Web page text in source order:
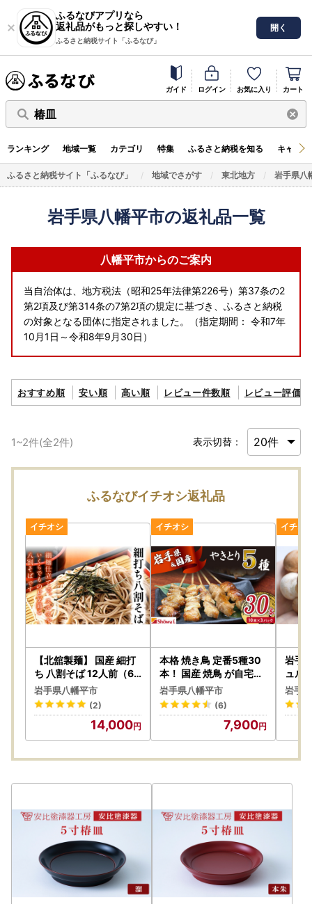
ふるなびアプリなら
返礼品がもっと探しやすい！
ふるさと納税サイト「ふるなび」
開く
ガイド ログイン お気に入り カート
椿皿
ランキング 地域一覧 カテゴリ 特集 ふるさと納税を知る キャン
ふるさと納税サイト「ふるなび」 地域でさがす 東北地方 岩手県八
岩手県八幡平市の返礼品一覧
八幡平市からのご案内
当自治体は、地方税法（昭和25年法律第226号）第37条の2
第2項及び第314条の7第2項の規定に基づき、ふるさと納税
の対象となる団体に指定されました。（指定期間： 令和7年
10月1日～令和8年9月30日）
おすすめ順 安い順 高い順 レビュー件数順 レビュー評価順
1~2件(全2件) 表示切替：
ふるなびイチオシ返礼品
【北舘製麺】 国産 細打
ち 八割そば 12人前（6
袋入り） ／ ソバ 蕎麦 そ
ば お蕎麦 二八そば おそ
ば 細麺 長期保存 石臼挽
き ざるそば 保存食 常備
食 麺 めん 麺類 小分け
岩手県八幡平市
(2)
14,000
本格 焼き鳥 定番5種30
本！ 国産 焼鳥 が自宅で
簡単 もも ねぎま ぼんじ
り つくね 鶏皮 ヤキトリ
便利な 小分け 包装 衛生
的な 真空 冷凍 パック 焼
き鳥 本数選べる ジュー
岩手県八幡平市
(6)
7,900
岩手
ュル
せ ／
っし
キノ
岩手